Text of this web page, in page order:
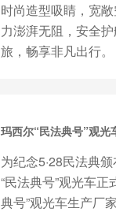
时尚造型吸睛，宽
力澎湃无阻，安全
旅，畅享非凡出行。
玛西尔“民法典号”观光
为纪念5·28民法典
“民法典号”观光车
典号”观光车生产厂